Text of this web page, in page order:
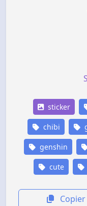
sticker
chibi
genshin
cute
Copier